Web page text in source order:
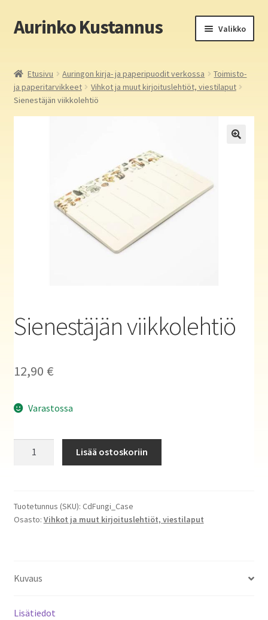
Siirry
navigointiin
Siirry
sisältöön
Aurinko Kustannus Valikko
Yritys
Aurinko Kustannus: kirjat
Auringon kirja- ja paperipuodit verkossa
Etusivu Auringon kirja- ja paperipuodit verkossa
Toimisto-
ja paperitarvikkeet
Vihkot ja muut kirjoituslehtiöt, viestilaput
Sienestäjän viikkolehtiö
Sienestäjän viikkolehtiö
12,90 €
Varastossa
Lisää ostoskoriin
Tuotetunnus (SKU): CdFungi_Case
Osasto: Vihkot ja muut kirjoituslehtiöt, viestilaput
Kuvaus
Lisätiedot